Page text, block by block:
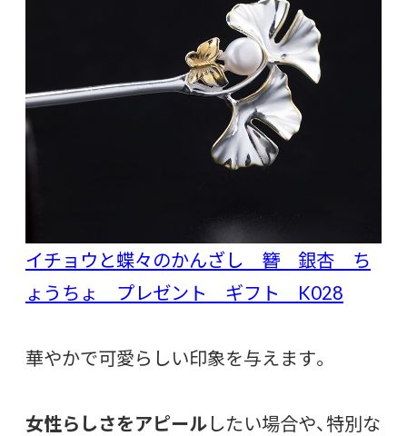
イチョウと蝶々のかんざし 簪 銀杏 ち
ょうちょ プレゼント ギフト K028
華やかで可愛らしい印象を与えます。
女性らしさをアピールしたい場合や、特別な